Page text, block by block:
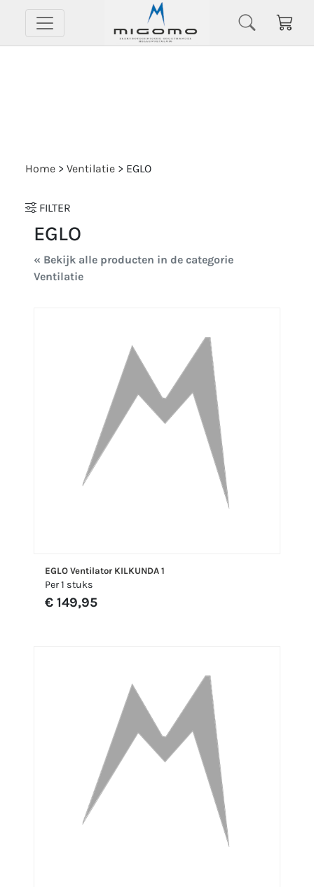
Home > Ventilatie > EGLO
FILTER
EGLO
« Bekijk alle producten in de categorie
Ventilatie
EGLO Ventilator KILKUNDA 1
Per 1 stuks
€ 149,95